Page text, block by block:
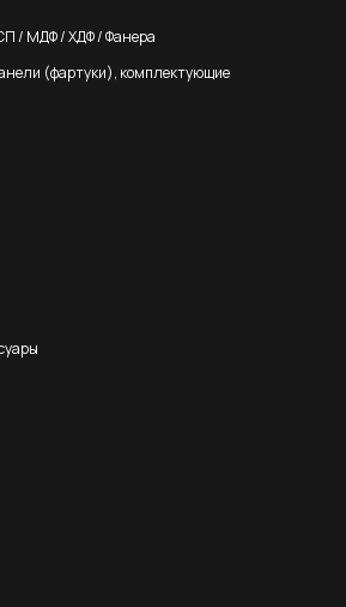
/ МДФ / ХДФ / Фанера
(фартуки), комплектующие